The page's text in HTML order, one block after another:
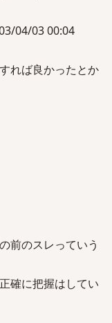
04/03 00:04
れば良かったとか
前のスレっていう
確に把握はしてい